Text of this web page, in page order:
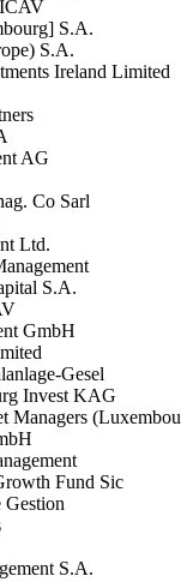
S.A.
S.A.
Ireland Limited
AG
Co Sarl
Ltd.
S.A.
GmbH
Gesel
Invest KAG
Managers
Fund Sic
S.A.